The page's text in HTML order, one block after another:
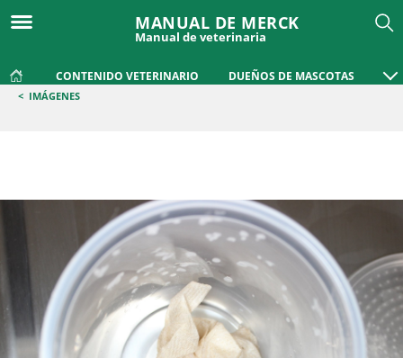
MANUAL DE MERCK
Manual de veterinaria
CONTENIDO VETERINARIO DUEÑOS DE MASCOTAS
< IMÁGENES